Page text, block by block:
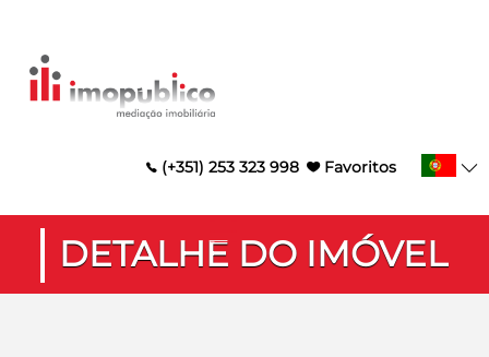
Favoritos
(+351) 253 323 998
DETALHE DO IMÓVEL